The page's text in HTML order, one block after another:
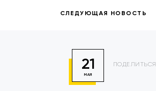
СЛЕДУЮЩАЯ НОВОСТЬ
21
МАЯ
ПОДЕЛИТЬСЯ